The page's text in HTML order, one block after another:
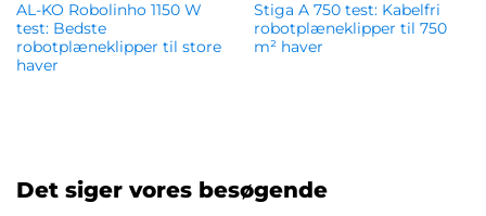
AL-KO Robolinho 1150 W
test: Bedste
robotplæneklipper til store
haver
Stiga A 750 test: Kabelfri
robotplæneklipper til 750
m² haver
Det siger vores besøgende